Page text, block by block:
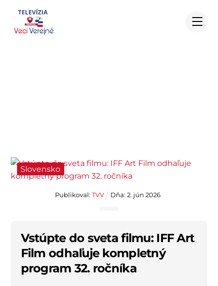
content
Slovensko
Publikoval:TVV Dňa: 2. jún 2026
Vstúpte do sveta filmu: IFF Art
Film odhaľuje kompletný
program 32. ročníka